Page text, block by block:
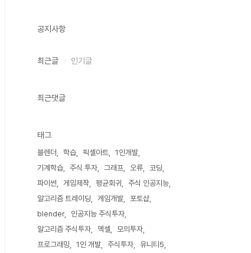
공지사항
최근글 인기글
최근댓글
태그
블렌더 학습 픽셀아트
1인개발
기계학습
주식 투자 그래프 오류
코딩
파이썬
게임제작 평균회귀
주식 인공지능
알고리즘 트레이딩
게임개발
포토샵
blender
인공지능 주식투자
알고리즘 주식투자
엑셀
모의투자
프로그래밍
1인 개발 주식투자 유니티5